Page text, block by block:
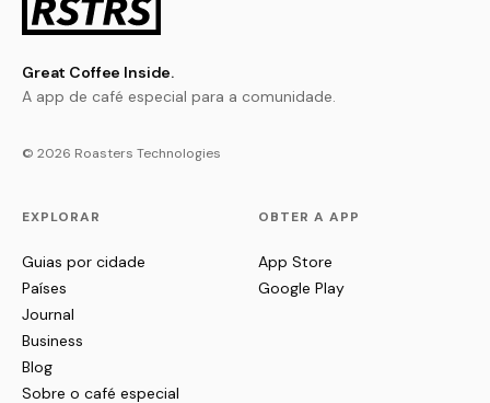
Great Coffee Inside.
A app de café especial para a comunidade.
© 2026 Roasters Technologies
EXPLORAR
Guias por cidade
Países
Journal
Business
Blog
Sobre o café especial
OBTER A APP
App Store
Google Play